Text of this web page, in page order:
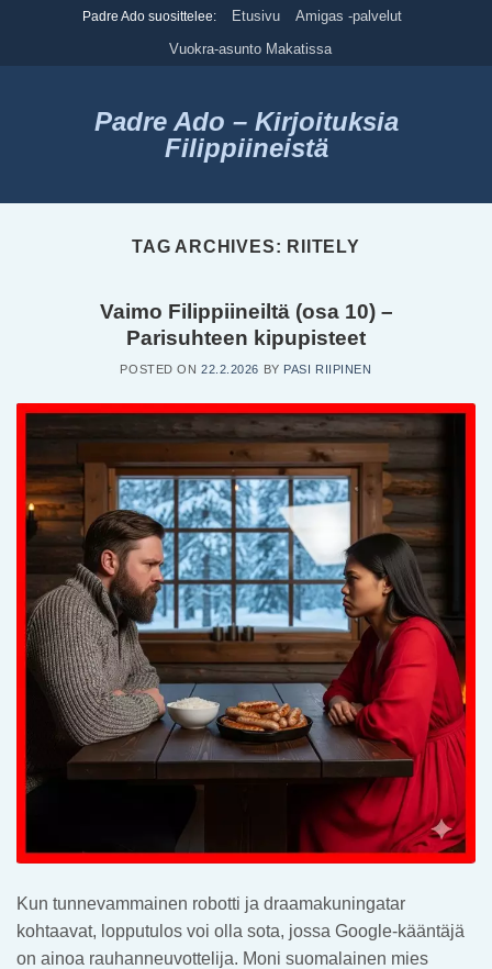
Padre Ado suosittelee: Etusivu
Amigas -palvelut
Vuokra-asunto Makatissa
Padre Ado – Kirjoituksia
Filippiineistä
TAG ARCHIVES: RIITELY
Vaimo Filippiineiltä (osa 10) –
Parisuhteen kipupisteet
POSTED ON22.2.2026 BY PASI RIIPINEN
Kun tunnevammainen robotti ja draamakuningatar
kohtaavat, lopputulos voi olla sota, jossa Google-kääntäjä
on ainoa rauhanneuvottelija. Moni suomalainen mies